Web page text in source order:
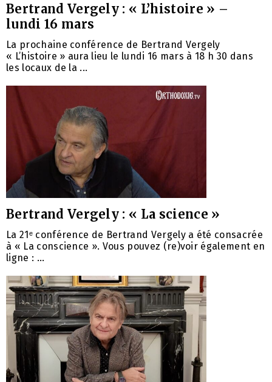
Bertrand Vergely : « L’histoire » –
lundi 16 mars
La prochaine conférence de Bertrand Vergely
« L’histoire » aura lieu le lundi 16 mars à 18 h 30 dans
les locaux de la ...
Bertrand Vergely : « La science »
La 21ᵉ conférence de Bertrand Vergely a été consacrée
à « La conscience ». Vous pouvez (re)voir également en
ligne : ...